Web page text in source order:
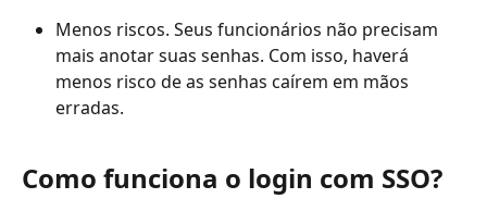
Menos riscos. Seus funcionários não precisam
mais anotar suas senhas. Com isso, haverá
menos risco de as senhas caírem em mãos
erradas.
Como funciona o login com SSO?